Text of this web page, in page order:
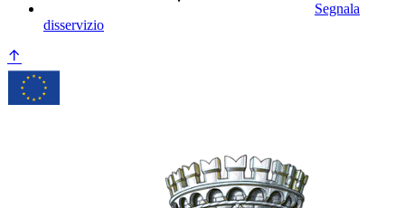
Segnala
disservizio